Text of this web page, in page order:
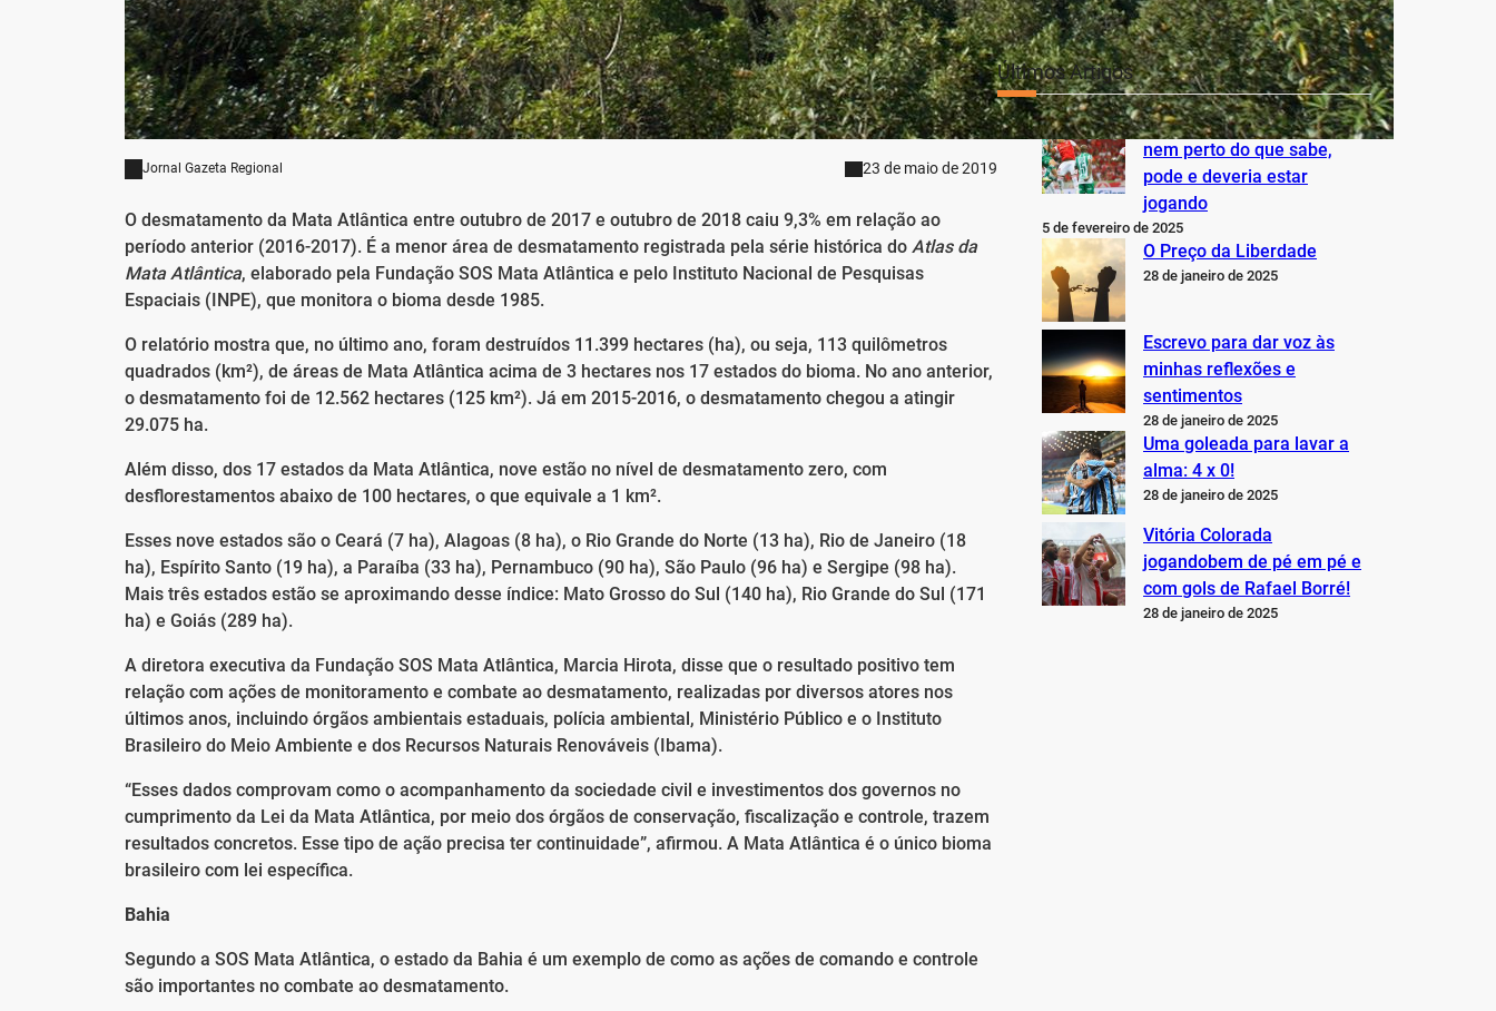
Jornal Gazeta Regional 23 de maio de 2019
O desmatamento da Mata Atlântica entre outubro de 2017 e outubro de 2018 caiu 9,3% em relação ao
período anterior (2016-2017). É a menor área de desmatamento registrada pela série histórica do Atlas da
Mata Atlântica, elaborado pela Fundação SOS Mata Atlântica e pelo Instituto Nacional de Pesquisas
Espaciais (INPE), que monitora o bioma desde 1985.
O relatório mostra que, no último ano, foram destruídos 11.399 hectares (ha), ou seja, 113 quilômetros
quadrados (km²), de áreas de Mata Atlântica acima de 3 hectares nos 17 estados do bioma. No ano anterior,
o desmatamento foi de 12.562 hectares (125 km²). Já em 2015-2016, o desmatamento chegou a atingir
29.075 ha.
Além disso, dos 17 estados da Mata Atlântica, nove estão no nível de desmatamento zero, com
desflorestamentos abaixo de 100 hectares, o que equivale a 1 km².
Esses nove estados são o Ceará (7 ha), Alagoas (8 ha), o Rio Grande do Norte (13 ha), Rio de Janeiro (18
ha), Espírito Santo (19 ha), a Paraíba (33 ha), Pernambuco (90 ha), São Paulo (96 ha) e Sergipe (98 ha).
Mais três estados estão se aproximando desse índice: Mato Grosso do Sul (140 ha), Rio Grande do Sul (171
ha) e Goiás (289 ha).
A diretora executiva da Fundação SOS Mata Atlântica, Marcia Hirota, disse que o resultado positivo tem
relação com ações de monitoramento e combate ao desmatamento, realizadas por diversos atores nos
últimos anos, incluindo órgãos ambientais estaduais, polícia ambiental, Ministério Público e o Instituto
Brasileiro do Meio Ambiente e dos Recursos Naturais Renováveis (Ibama).
“Esses dados comprovam como o acompanhamento da sociedade civil e investimentos dos governos no
cumprimento da Lei da Mata Atlântica, por meio dos órgãos de conservação, fiscalização e controle, trazem
resultados concretos. Esse tipo de ação precisa ter continuidade”, afirmou. A Mata Atlântica é o único bioma
brasileiro com lei específica.
Bahia
Segundo a SOS Mata Atlântica, o estado da Bahia é um exemplo de como as ações de comando e controle
são importantes no combate ao desmatamento.
Últimos Artigos
O Inter não está jogando
nem perto do que sabe,
pode e deveria estar
jogando
5 de fevereiro de 2025
O Preço da Liberdade
28 de janeiro de 2025
Escrevo para dar voz às
minhas reflexões e
sentimentos
28 de janeiro de 2025
Uma goleada para lavar a
alma: 4 x 0!
28 de janeiro de 2025
Vitória Colorada
jogandobem de pé em pé e
com gols de Rafael Borré!
28 de janeiro de 2025